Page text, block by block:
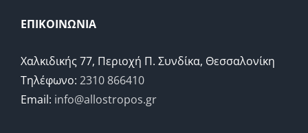
ΕΠΙΚΟΙΝΩΝΙΑ
Χαλκιδικής 77, Περιοχή Π. Συνδίκα, Θεσσαλονίκη
Τηλέφωνο: 2310 866410
Email: info@allostropos.gr